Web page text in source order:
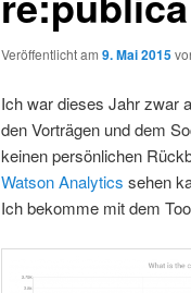
Veröffentlicht am 9. Mai 2015
Ich war dieses Jahr zwar
den Vorträgen und dem
keinen persönlichen
Watson Analytics sehen
Ich bekomme mit dem